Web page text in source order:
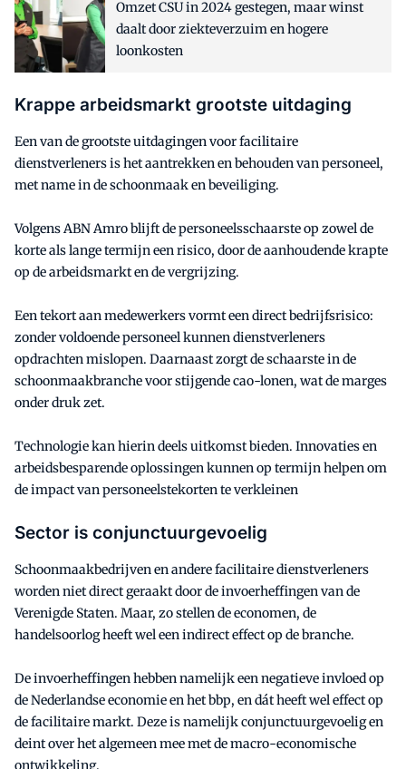
Omzet CSU in 2024 gestegen, maar winst
daalt door ziekteverzuim en hogere
loonkosten
Krappe arbeidsmarkt grootste uitdaging
Een van de grootste uitdagingen voor facilitaire
dienstverleners is het aantrekken en behouden van personeel,
met name in de schoonmaak en beveiliging.
Volgens ABN Amro blijft de personeelsschaarste op zowel de
korte als lange termijn een risico, door de aanhoudende krapte
op de arbeidsmarkt en de vergrijzing.
Een tekort aan medewerkers vormt een direct bedrijfsrisico:
zonder voldoende personeel kunnen dienstverleners
opdrachten mislopen. Daarnaast zorgt de schaarste in de
schoonmaakbranche voor stijgende cao-lonen, wat de marges
onder druk zet.
Technologie kan hierin deels uitkomst bieden. Innovaties en
arbeidsbesparende oplossingen kunnen op termijn helpen om
de impact van personeelstekorten te verkleinen
Sector is conjunctuurgevoelig
Schoonmaakbedrijven en andere facilitaire dienstverleners
worden niet direct geraakt door de invoerheffingen van de
Verenigde Staten. Maar, zo stellen de economen, de
handelsoorlog heeft wel een indirect effect op de branche.
De invoerheffingen hebben namelijk een negatieve invloed op
de Nederlandse economie en het bbp, en dát heeft wel effect op
de facilitaire markt. Deze is namelijk conjunctuurgevoelig en
deint over het algemeen mee met de macro-economische
ontwikkeling.